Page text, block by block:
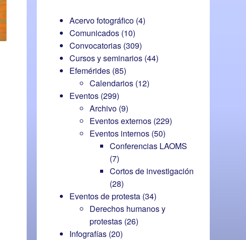
Acervo fotográfico (4)
Comunicados (10)
Convocatorias (309)
Cursos y seminarios (44)
Efemérides (85)
Calendarios (12)
Eventos (299)
Archivo (9)
Eventos externos (229)
Eventos internos (50)
Conferencias LAOMS
(7)
Cortos de investigación
(28)
Eventos de protesta (34)
Derechos humanos y
protestas (26)
Infografías (20)